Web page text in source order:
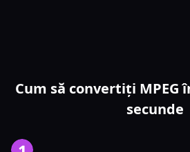
Cum să convertiți MPEG
secunde